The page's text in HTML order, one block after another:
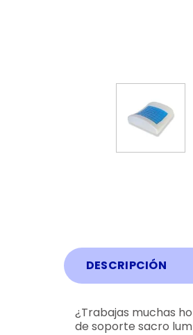
DESCRIPCIÓN
¿Trabajas muchas
de soporte sacro